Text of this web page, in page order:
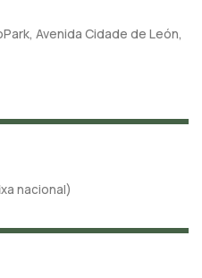
Avenida Cidade de León,
nacional)